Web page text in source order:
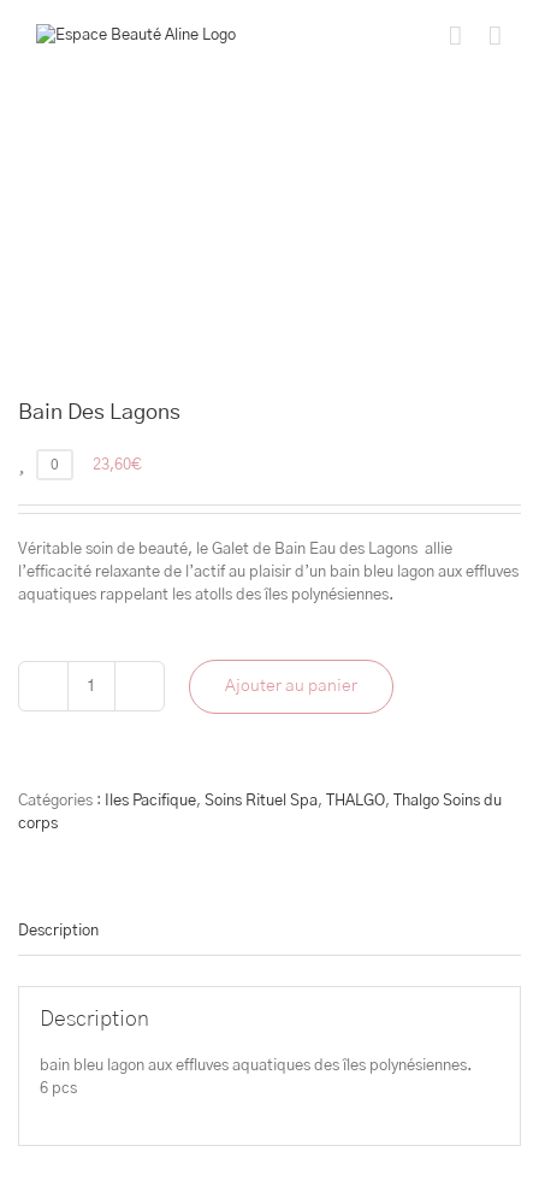
Bain Des Lagons
0 23,60€
Véritable soin de beauté, le Galet de Bain Eau des Lagons allie
l’efficacité relaxante de l’actif au plaisir d’un bain bleu lagon aux effluves
aquatiques rappelant les atolls des îles polynésiennes.
quantité
Ajouter au panier
Catégories : Iles Pacifique, Soins Rituel Spa, THALGO,
Thalgo Soins du
corps
Description
Description
bain bleu lagon aux effluves aquatiques des îles polynésiennes.
6 pcs